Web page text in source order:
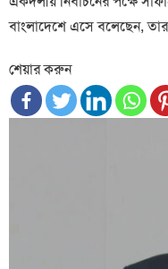
বাংলাদেশে এসে বলেছেন,
শেয়ার করুন